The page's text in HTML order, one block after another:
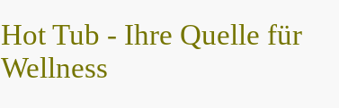
Hot Tub - Ihre Quelle für
Wellness